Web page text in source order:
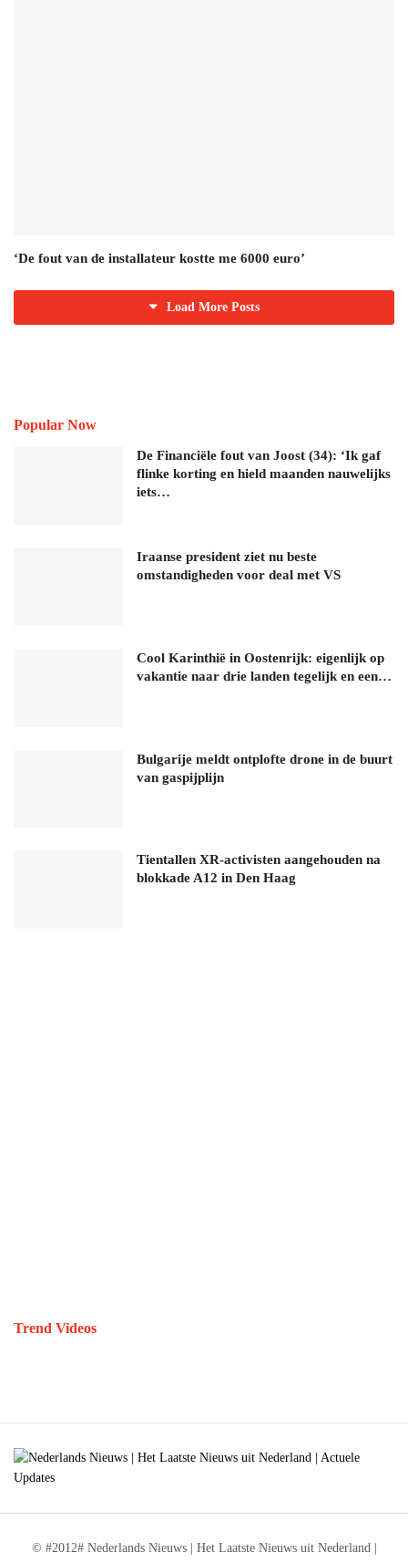
‘De fout van de installateur kostte me 6000 euro’
Load More Posts
Popular Now
De Financiële fout van Joost (34): ‘Ik gaf
flinke korting en hield maanden nauwelijks
iets…
Iraanse president ziet nu beste
omstandigheden voor deal met VS
Cool Karinthië in Oostenrijk: eigenlijk op
vakantie naar drie landen tegelijk en een…
Bulgarije meldt ontplofte drone in de buurt
van gaspijplijn
Tientallen XR-activisten aangehouden na
blokkade A12 in Den Haag
Trend Videos
© #2012# Nederlands Nieuws | Het Laatste Nieuws uit Nederland |